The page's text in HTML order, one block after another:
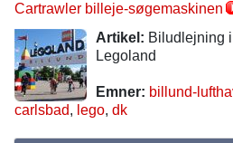
Cartrawler billeje-søgemaskinen
Artikel: Biludlejning
Legoland
Emner: billund-
carlsbad, lego, dk